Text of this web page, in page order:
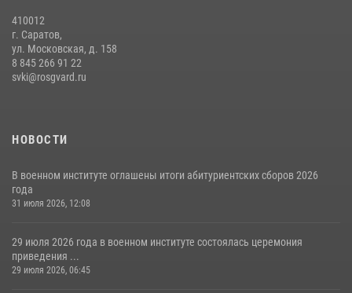
410012
г. Саратов,
ул. Московская, д. 158
8 845 266 91 22
svki@rosgvard.ru
НОВОСТИ
В военном институте оглашены итоги абитуриентских сборов 2026
года
31 июля 2026, 12:08
29 июля 2026 года в военном институте состоялась церемония
приведения ...
29 июля 2026, 06:45